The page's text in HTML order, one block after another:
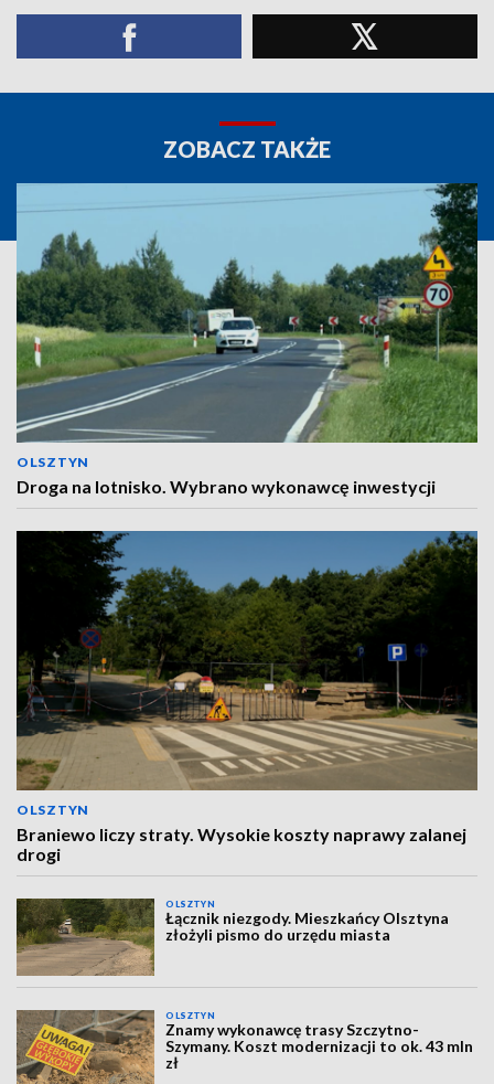
ZOBACZ TAKŻE
OLSZTYN
Droga na lotnisko. Wybrano wykonawcę inwestycji
OLSZTYN
Braniewo liczy straty. Wysokie koszty naprawy zalanej
drogi
OLSZTYN
Łącznik niezgody. Mieszkańcy Olsztyna
złożyli pismo do urzędu miasta
OLSZTYN
Znamy wykonawcę trasy Szczytno-
Szymany. Koszt modernizacji to ok. 43 mln
zł